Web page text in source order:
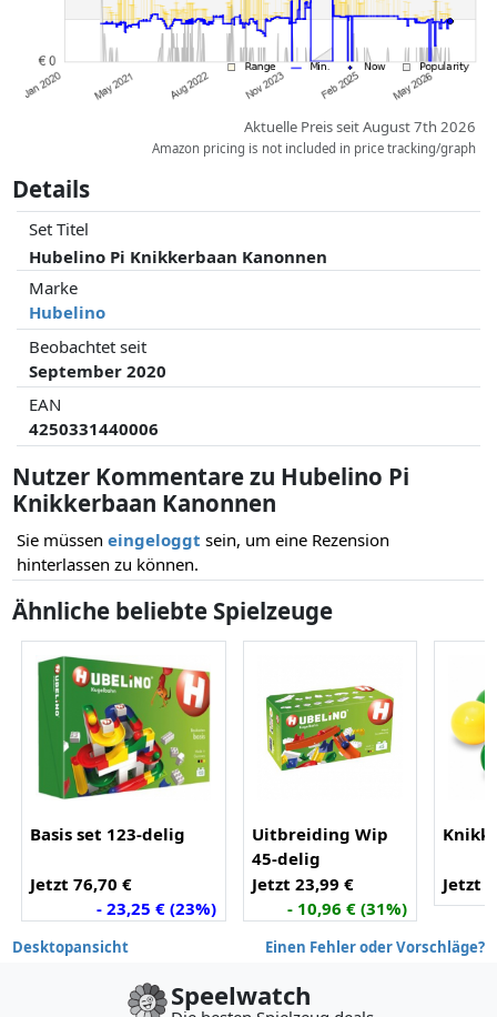
Aktuelle Preis seit August 7th 2026
Amazon pricing is not included in price tracking/graph
Details
Set Titel
Hubelino Pi Knikkerbaan Kanonnen
Marke
Hubelino
Beobachtet seit
September 2020
EAN
4250331440006
Nutzer Kommentare zu Hubelino Pi
Knikkerbaan Kanonnen
Sie müssen eingeloggt sein, um eine Rezension
hinterlassen zu können.
Ähnliche beliebte Spielzeuge
Basis set 123-delig
Jetzt 76,70 €
- 23,25 € (23%)
Uitbreiding Wip
45-delig
Jetzt 23,99 €
- 10,96 € (31%)
Jetzt
Desktopansicht Einen Fehler oder Vorschläge?
Speelwatch